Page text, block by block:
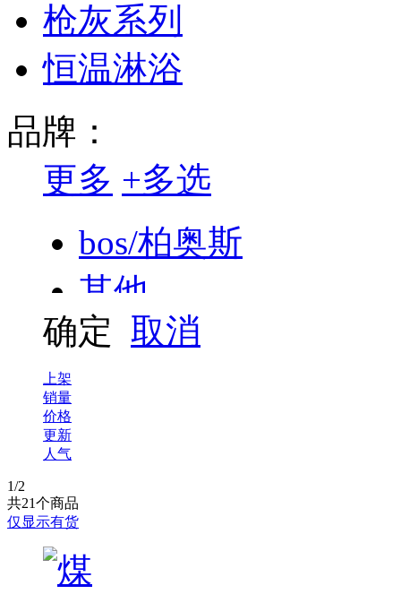
枪灰系列
恒温淋浴
品牌：
更多 +多选
bos/柏奥斯
其他
三和
确定 取消
上架
销量
价格
更新
人气
1/2
共21个商品
仅显示有货